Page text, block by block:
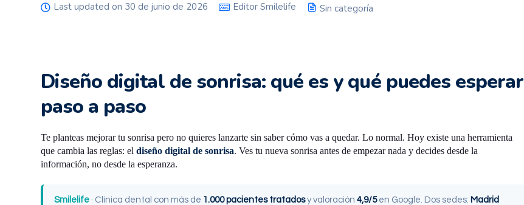
Last updated on 30 de junio de 2026 Editor Smilelife Sin categoría
Diseño digital de sonrisa: qué es y qué puedes esperar
paso a paso
Te planteas mejorar tu sonrisa pero no quieres lanzarte sin saber cómo vas a quedar. Lo normal. Hoy existe una herramienta
que cambia las reglas: el diseño digital de sonrisa. Ves tu nueva sonrisa antes de empezar nada y decides desde la
información, no desde la esperanza.
Smilelife · Clínica dental con más de 1.000 pacientes tratadosy valoración 4,9/5en Google. Dos sedes: Madrid